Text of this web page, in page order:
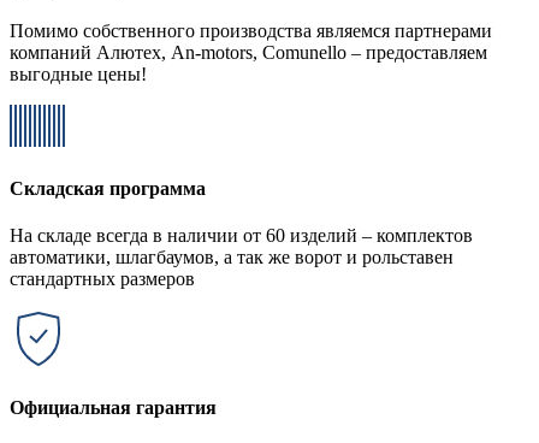
Помимо собственного производства являемся партнерами
компаний Алютех, An-motors, Comunello – предоставляем
выгодные цены!
Складская программа
На складе всегда в наличии от 60 изделий – комплектов
автоматики, шлагбаумов, а так же ворот и рольставен
стандартных размеров
Официальная гарантия